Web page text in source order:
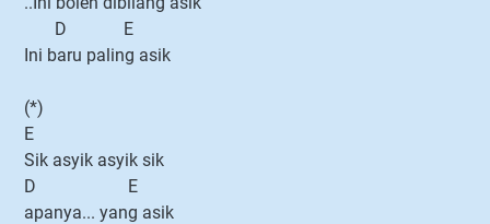
D E
Ini baru paling asik
(*)
E
Sik asyik asyik sik
D E
apanya... yang asik